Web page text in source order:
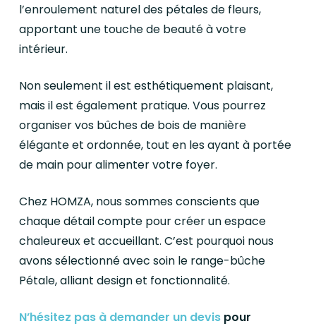
l’enroulement naturel des pétales de fleurs,
apportant une touche de beauté à votre
intérieur.
Non seulement il est esthétiquement plaisant,
mais il est également pratique. Vous pourrez
organiser vos bûches de bois de manière
élégante et ordonnée, tout en les ayant à portée
de main pour alimenter votre foyer.
Chez HOMZA, nous sommes conscients que
chaque détail compte pour créer un espace
chaleureux et accueillant. C’est pourquoi nous
avons sélectionné avec soin le range-bûche
Pétale, alliant design et fonctionnalité.
N’hésitez pas à demander un devis pour